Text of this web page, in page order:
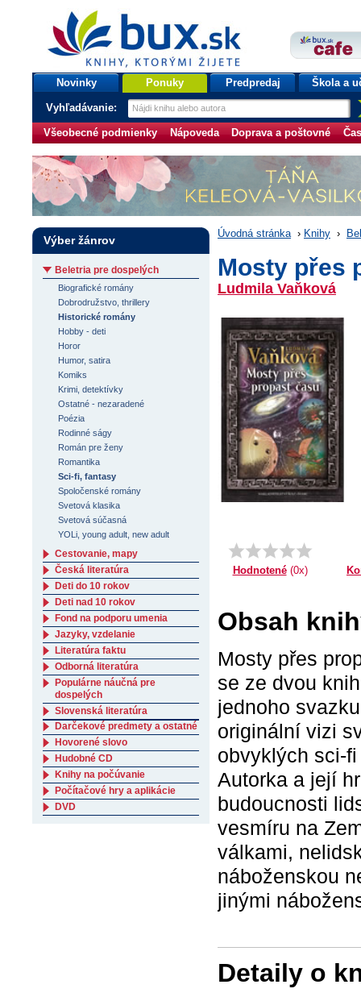
bux.sk
knihy, ktorými žijete
Úvodná stránka
Novinky Ponuky Predpredaj Škola a
Vyhľadávanie:
Všeobecné podmienky Nápoveda Doprava a poštovné
Úvodná stránka › Knihy ›
Mosty přes
Ludmila Vaňková
Hodnotené(0x)
Obsah
Mosty přes
se ze dvou
jednoho
originální vizi
obvyklých sci-
Autorka a její
budoucnosti
vesmíru na
válkami,
náboženskou
jinými
Detaily o
Výber žánrov
Beletria pre dospelých
Biografické romány
Dobrodružstvo, thrillery
Historické romány
Hobby - deti
Horor
Humor, satira
Komiks
Krimi, detektívky
Ostatné - nezaradené
Poézia
Rodinné ságy
Román pre ženy
Romantika
Sci-fi, fantasy
Spoločenské romány
Svetová klasika
Svetová súčasná
YOLi, young adult, new adult
Cestovanie, mapy
Česká literatúra
Deti do 10 rokov
Deti nad 10 rokov
Fond na podporu umenia
Jazyky, vzdelanie
Literatúra faktu
Odborná literatúra
Populárne náučná pre
dospelých
Slovenská literatúra
Darčekové predmety a ostatné
Hovorené slovo
Hudobné CD
Knihy na počúvanie
Počítačové hry a aplikácie
DVD